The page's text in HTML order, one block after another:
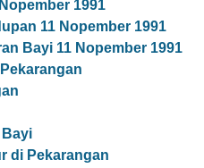
1991
11 Nopember 1991
Bayi 11 Nopember 1991
Bayi
di Pekarangan